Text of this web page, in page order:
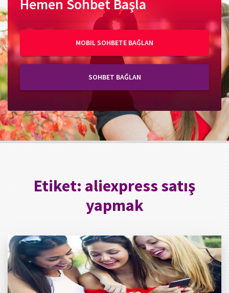
Hemen Sohbet Başla
MOBIL SOHBETE BAĞLAN
SOHBET BAĞLAN
Etiket: aliexpress satış
yapmak